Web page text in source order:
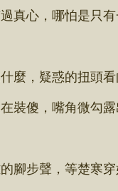
心，哪怕是只有
，疑惑的扭頭看
傻，嘴角微勾露
步聲，等楚寒穿